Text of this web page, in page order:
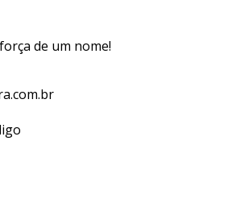
de um nome!